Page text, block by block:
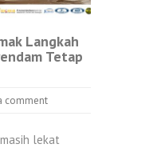
Langkah
Tetap
comment
lekat